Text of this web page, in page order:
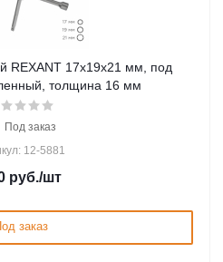
REXANT 17х19х21 мм, под
толщина 16 мм
Под заказ
12-5881
руб./шт
заказ